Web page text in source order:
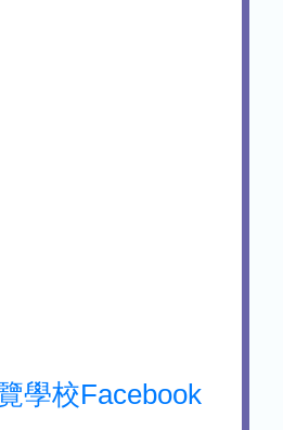
學校Facebook